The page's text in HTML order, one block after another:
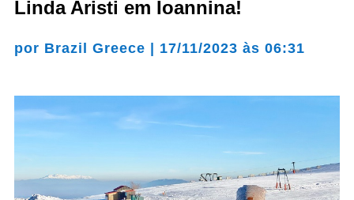
Linda Aristi em Ioannina!
por Brazil Greece 17/11/2023 às 06:31